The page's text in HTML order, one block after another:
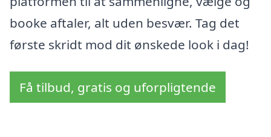
booke aftaler, alt uden besvær. Tag det
første skridt mod dit ønskede look i dag!
Få tilbud, gratis og uforpligtende